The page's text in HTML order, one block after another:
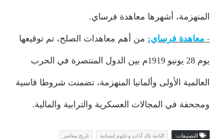
المنهزمة، أشهرها معاهدة فرساي.
- معاهدة فرساي: من أهم معاهدات الصلح، تم توقيعها
يوم 28 يونيو 1919م بين الدول المنتصرة في الحرب
العالمية الأولى وألمانيا المنهزمة، تضمنت شروطا قاسية
ومجحفة في المجالات العسكرية والترابية والمالية.
التصنيفات: الثانية باك آداب وعلوم إنسانية تاريخ معاصر